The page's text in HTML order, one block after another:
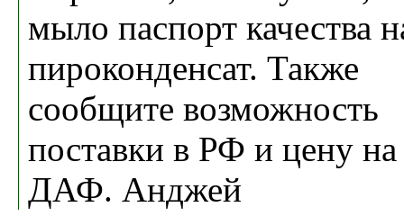
мыло паспорт качества
пироконденсат. Также
сообщите возможность
поставки в РФ и цену на
ДАФ. Анджей